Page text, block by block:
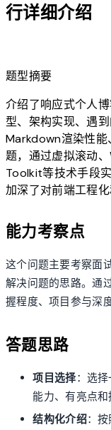
行详细介绍
题型摘要
介绍了响应式个人
型、架构实现、遇
Markdown渲染性能
题，通过虚拟滚动
Toolkit等技术手段
加深了对前端工程化
能力考察点
这个问题主要考察面
解决问题的思路。通
握程度、项目参与深
答题思路
项目选择：选
能力、有亮点和
结构化介绍：